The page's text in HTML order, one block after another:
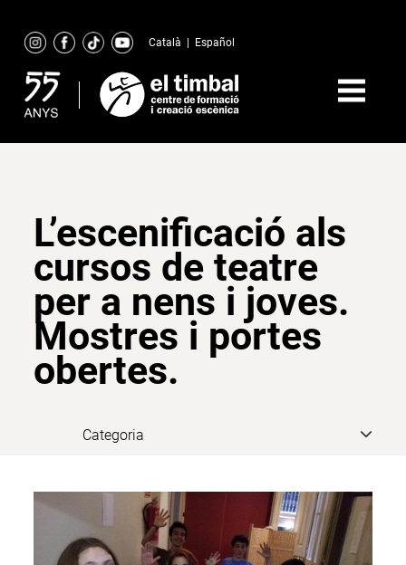
content
Català Español
L’escenificació als
cursos de teatre
per a nens i joves.
Mostres i portes
obertes.